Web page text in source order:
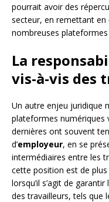
pourrait avoir des
secteur, en remettant
nombreuses
La
vis-à-vis des
Un autre enjeu juridique
plateformes numériques
dernières ont souvent
d’employeur, en se
intermédiaires entre les
cette position est de
lorsqu’il s’agit de
des travailleurs, tels que